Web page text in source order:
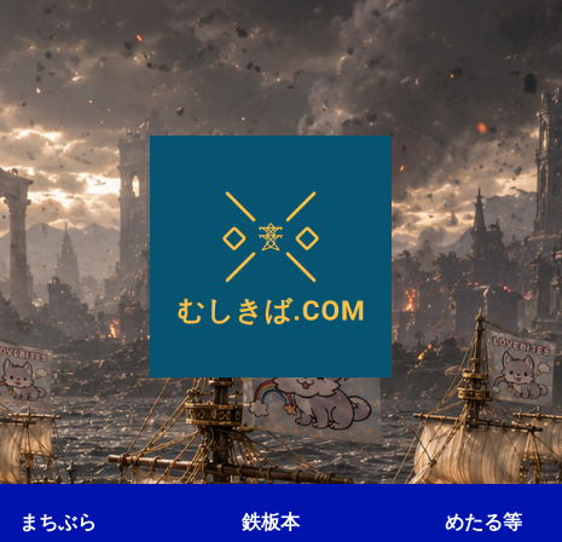
まちぶら 鉄板本 めたる等